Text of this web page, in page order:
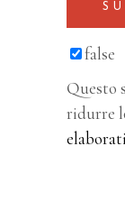
false
Questo
ridurre